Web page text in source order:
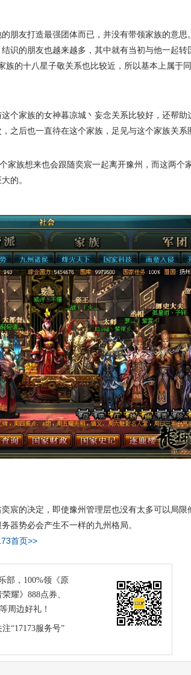
朋友打造最强团体而已，并没有带领家族的意思
识的朋友也越来越多，其中就有当初与他一起转
族的十八星子敬关系也比较近，所以基本上属于
个家族的女神暮凉城丶妄念关系比较好，还帮助
之后也一直待在这个家族，足见与这个家族关系
家族想来也会跟随奕宸一起离开豫州，而这两个
的。
宸的决定，即使豫州管理层也没有太多可以局限
器势必会产生不一样的九州格局。
首页>>
部，100%领《原
耀》888点券、
周边好礼！
“17173服务号”